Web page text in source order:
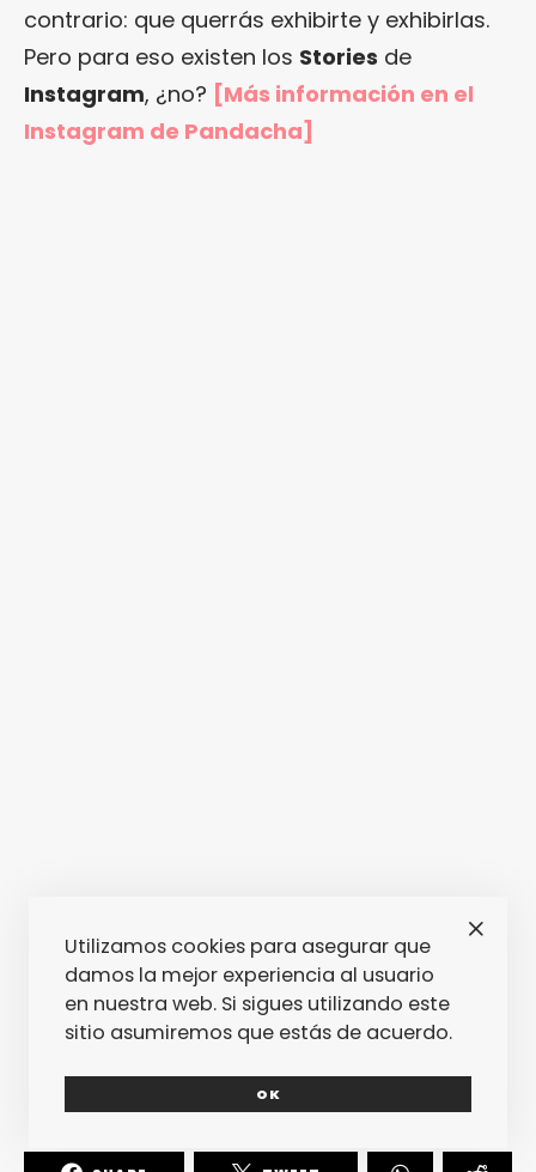
contrario: que querrás exhibirte y exhibirlas.
Pero para eso existen los Stories de
Instagram, ¿no? [Más información en el
Instagram de Pandacha]
Utilizamos cookies para asegurar que
damos la mejor experiencia al usuario
en nuestra web. Si sigues utilizando este
sitio asumiremos que estás de acuerdo.
OK